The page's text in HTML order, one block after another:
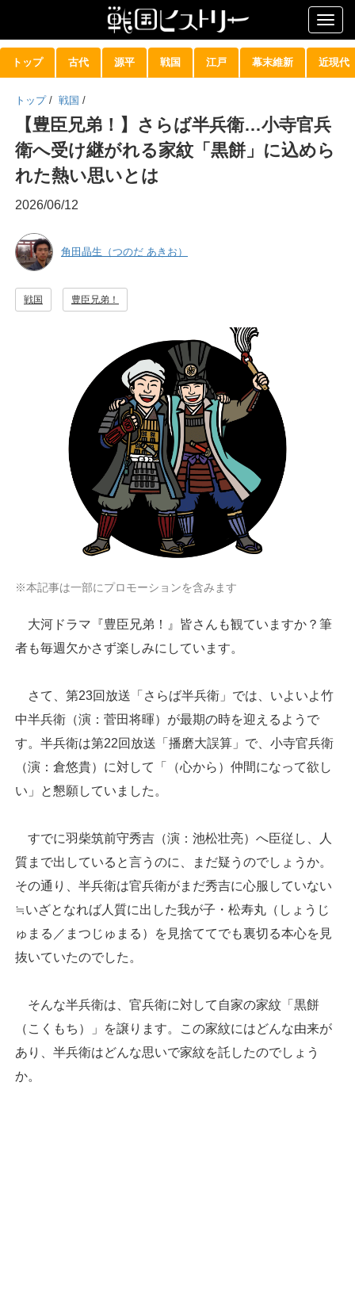
トップ 古代 源平 戦国 江戸 幕末維新 近現代
トップ / 戦国 /
【豊臣兄弟！】さらば半兵衛…小寺官兵
衛へ受け継がれる家紋「黒餅」に込めら
れた熱い思いとは
2026/06/12
角田晶生（つのだ あきお）
戦国 豊臣兄弟！
※本記事は一部にプロモーションを含みます
大河ドラマ『豊臣兄弟！』皆さんも観ていますか？筆
者も毎週欠かさず楽しみにしています。
さて、第23回放送「さらば半兵衛」では、いよいよ竹
中半兵衛（演：菅田将暉）が最期の時を迎えるようで
す。半兵衛は第22回放送「播磨大誤算」で、小寺官兵衛
（演：倉悠貴）に対して「（心から）仲間になって欲し
い」と懇願していました。
すでに羽柴筑前守秀吉（演：池松壮亮）へ臣従し、人
質まで出していると言うのに、まだ疑うのでしょうか。
その通り、半兵衛は官兵衛がまだ秀吉に心服していない
≒いざとなれば人質に出した我が子・松寿丸（しょうじ
ゅまる／まつじゅまる）を見捨ててでも裏切る本心を見
抜いていたのでした。
そんな半兵衛は、官兵衛に対して自家の家紋「黒餅
（こくもち）」を譲ります。この家紋にはどんな由来が
あり、半兵衛はどんな思いで家紋を託したのでしょう
か。